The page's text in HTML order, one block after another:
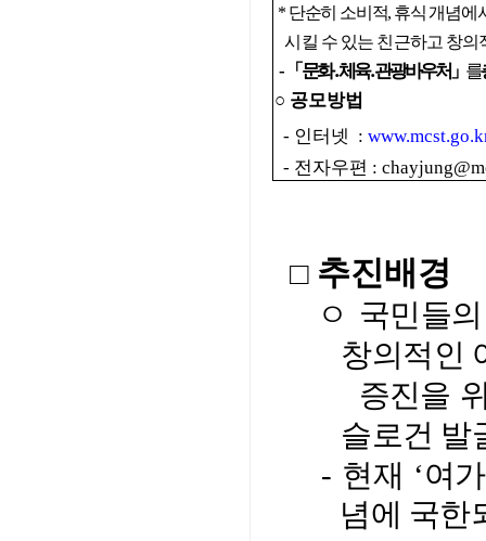
* 단순히 소비적, 휴식 개념에
시킬 수 있는 친근하고 창
- 「 문화․체육․관광바우처」 를
○ 공모방법
- 인터넷 :
- 전자우편 :
□ 추진배경
ㅇ 국민들
창의적인
증진을
슬로건 발
- 현재 ‘여
념에 국한